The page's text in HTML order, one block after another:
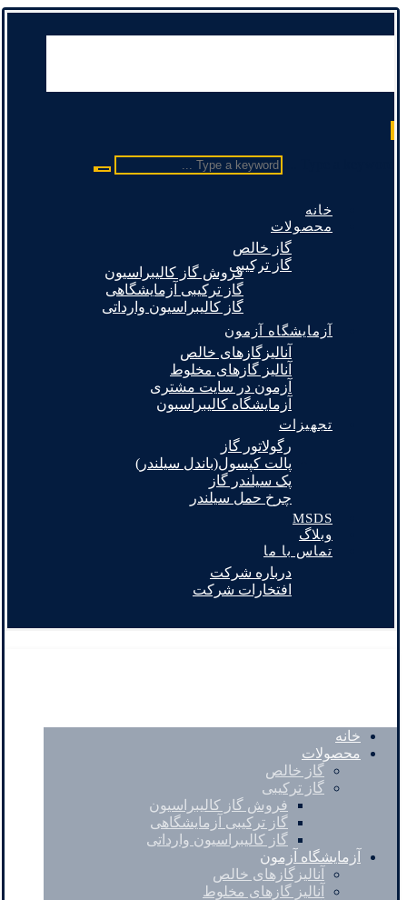
خانه
محصولات
گاز خالص
گاز ترکیبیفروش گاز کالیبراسیون
گاز ترکیبی آزمایشگاهی
گاز کالیبراسیون وارداتی
آزمایشگاه آزمون
آنالیزگازهای خالص
آنالیز گازهای مخلوط
آزمون در سایت مشتری
آزمایشگاه کالیبراسیون
تجهیزات
رگولاتور گاز
پالت کپسول(باندل سیلندر)
پک سیلندر گاز
چرخ حمل سیلندر
MSDS
وبلاگ
تماس با ما
درباره شرکت
افتخارات شرکت
خانه
محصولات
گاز خالص
گاز ترکیبی
فروش گاز کالیبراسیون
گاز ترکیبی آزمایشگاهی
گاز کالیبراسیون وارداتی
آزمایشگاه آزمون
آنالیزگازهای خالص
آنالیز گازهای مخلوط